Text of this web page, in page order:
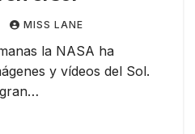
MISS LANE
la NASA ha
y vídeos del Sol.